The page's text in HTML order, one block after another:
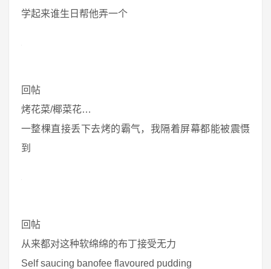
学起来谁生日帮他弄一个
回帖
烤花菜/椰菜花…
一整棵直接丢下去烤的霸气，我隔着屏幕都能被震慑
到
回帖
从来都对这种软绵绵的布丁接受无力
Self saucing banofee flavoured pudding